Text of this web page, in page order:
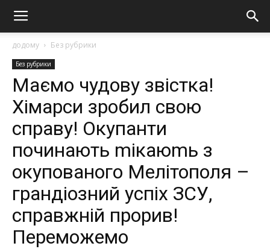
додому Без рубрики
Без рубрики
Маємо чудову звістка!
Хімарси зробил свою
справу! Окупанти
починають mікаюmь з
окупованого Мелітополя –
грандіозний успіх ЗСУ,
справжній прорив!
Переможемо